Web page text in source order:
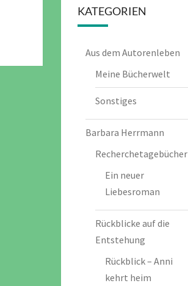
KATEGORIEN
Aus dem Autorenleben
Meine Bücherwelt
Sonstiges
Barbara Herrmann
Recherchetagebücher
Ein neuer
Liebesroman
Rückblicke auf die
Entstehung
Rückblick – Anni
kehrt heim